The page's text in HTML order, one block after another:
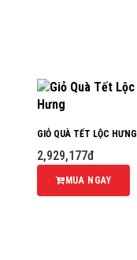
GIỎ QUÀ TẾT LỘC HƯNG
2,929,177đ
MUA NGAY